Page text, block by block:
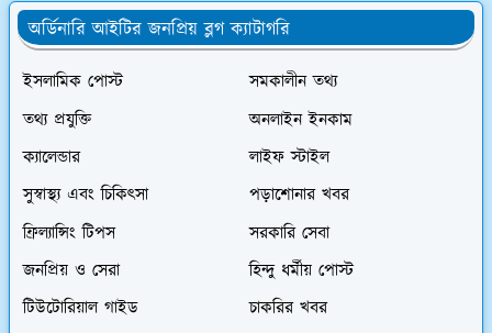
অর্ডিনারি আইটির জনপ্রিয় ব্লগ ক্যাটাগরি
ইসলামিক পোস্ট
সমকালীন তথ্য
তথ্য প্রযুক্তি
অনলাইন ইনকাম
ক্যালেন্ডার
লাইফ স্টাইল
সুস্বাস্থ্য এবং চিকিৎসা
পড়াশোনার খবর
ফ্রিল্যান্সিং টিপস
সরকারি সেবা
জনপ্রিয় ও সেরা
হিন্দু ধর্মীয় পোস্ট
টিউটোরিয়াল গাইড
চাকরির খবর